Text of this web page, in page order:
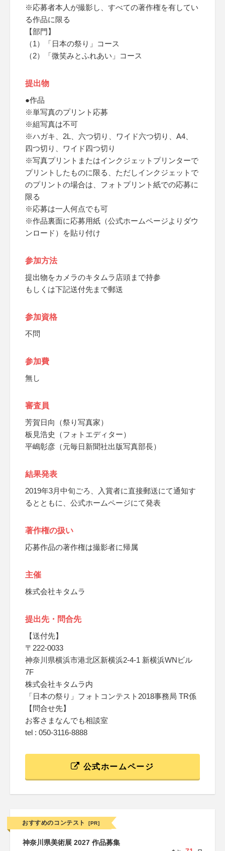
※応募者本人が撮影し、すべての著作権を有してい
る作品に限る
【部門】
（1）「日本の祭り」コース
（2）「微笑みとふれあい」コース
提出物
●作品
※単写真のプリント応募
※組写真は不可
※ハガキ、2L、六つ切り、ワイド六つ切り、A4、
四つ切り、ワイド四つ切り
※写真プリントまたはインクジェットプリンターで
プリントしたものに限る、ただしインクジェットで
のプリントの場合は、フォトプリント紙での応募に
限る
※応募は一人何点でも可
※作品裏面に応募用紙（公式ホームページよりダウ
ンロード）を貼り付け
参加方法
提出物をカメラのキタムラ店頭まで持参
もしくは下記送付先まで郵送
参加資格
不問
参加費
無し
審査員
芳賀日向（祭り写真家）
板見浩史（フォトエディター）
平嶋彰彦（元毎日新聞社出版写真部長）
結果発表
2019年3月中旬ごろ、入賞者に直接郵送にて通知す
るとともに、公式ホームページにて発表
著作権の扱い
応募作品の著作権は撮影者に帰属
主催
株式会社キタムラ
提出先・問合先
【送付先】
〒222-0033
神奈川県横浜市港北区新横浜2-4-1 新横浜WNビル
7F
株式会社キタムラ内
「日本の祭り」フォトコンテスト2018事務局 TR係
【問合せ先】
お客さまなんでも相談室
tel : 050-3116-8888
公式ホームページ
おすすめのコンテスト [PR]
神奈川県美術展 2027 作品募集